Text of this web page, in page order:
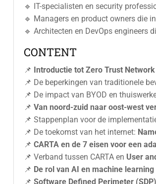
🔹 IT-specialisten en security
🔹 Managers en product owners die
🔹 Architecten en DevOps engineers
CONTENT
📌 Introductie tot Zero Trust
📌 De beperkingen van traditionele
📌 De impact van BYOD en
📌 Van noord-zuid naar oost-west
📌 Stappenplan voor de
📌 De toekomst van het internet:
📌 CARTA en de 7 eisen voor een
📌 Verband tussen CARTA en User
📌 De rol van AI en machine
📌 Software Defined Perimeter